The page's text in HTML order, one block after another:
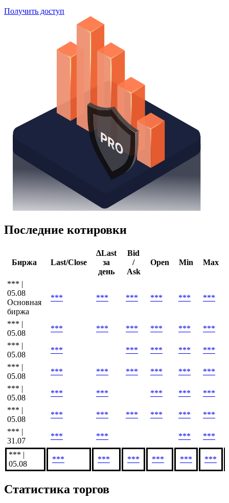
Получить доступ
Последние котировки
Биржа Last/Close
ΔLast
за
день
Bid
/
Ask
Open Min Max
*** |
05.08
Основная
биржа
*** *** *** *** *** ***
*** |
05.08
*** *** *** *** *** ***
*** |
05.08
*** *** *** *** ***
*** |
05.08
*** *** *** *** *** ***
*** |
05.08
*** *** *** *** ***
*** |
05.08
*** *** *** *** *** ***
*** |
31.07
*** *** *** ***
*** |
05.08
*** *** *** *** *** ***
Статистика торгов